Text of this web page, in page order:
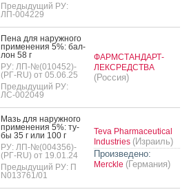
Предыдущий РУ:
ЛП-004229
Пе­на для на­руж­но­го
при­мене­ния 5%: бал­
лон 58 г
РУ: ЛП-№(010452)-
(РГ-RU) от 05.06.25
Предыдущий РУ:
ЛС-002049
ФАРМСТАНДАРТ-
ЛЕКСРЕДСТВА
(Россия)
Мазь для на­руж­но­го
при­мене­ния 5%: ту­
бы 35 г или 100 г
РУ: ЛП-№(004356)-
(РГ-RU) от 19.01.24
Предыдущий РУ: П
N013761/01
Teva Pharmaceutical
Industries (Израиль)
Произведено:
Merckle (Германия)